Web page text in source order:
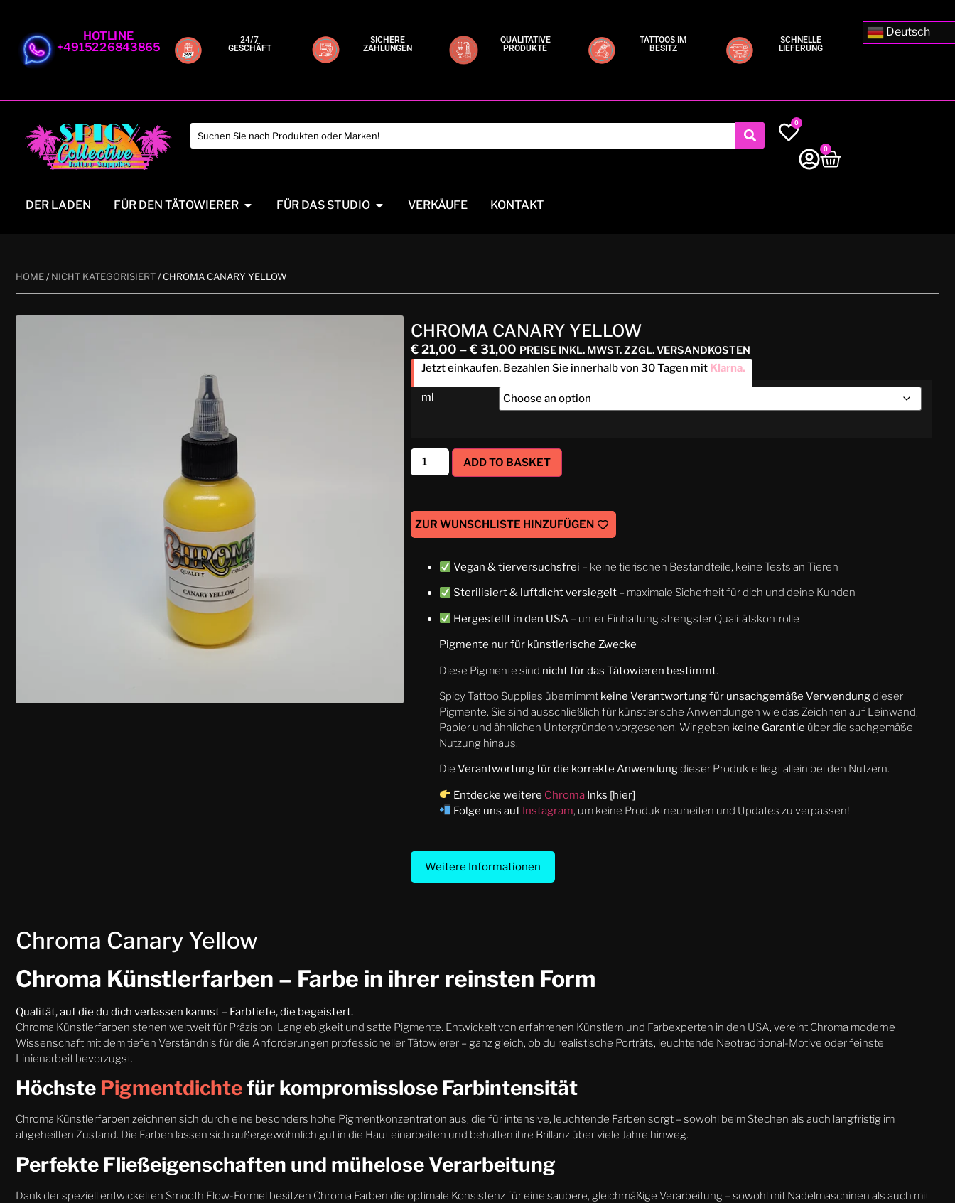
HOTLINE
+4915226843865
24/7
GESCHÄFT
SICHERE
ZAHLUNGEN
QUALITATIVE
PRODUKTE
TATTOOS IM
BESITZ
SCHNELLE
LIEFERUNG
Deutsch
0
0
DER LADEN FÜR DEN TÄTOWIERER FÜR DAS STUDIO VERKÄUFE KONTAKT
HOME/NICHT KATEGORISIERT/ CHROMA CANARY YELLOW
CHROMA CANARY YELLOW
€21,00 –€31,00 PREISE INKL. MWST. ZZGL. VERSANDKOSTEN
Jetzt einkaufen. Bezahlen Sie innerhalb von 30 Tagen mit Klarna.
ml
ADD TO BASKET
ZUR WUNSCHLISTE HINZUFÜGEN
Vegan & tierversuchsfrei – keine tierischen Bestandteile, keine Tests an Tieren
Sterilisiert & luftdicht versiegelt – maximale Sicherheit für dich und deine Kunden
Hergestellt in den USA – unter Einhaltung strengster Qualitätskontrolle
Pigmente nur für künstlerische Zwecke
Diese Pigmente sind nicht für das Tätowieren bestimmt.
Spicy Tattoo Supplies übernimmt keine Verantwortung für unsachgemäße Verwendungdieser
Pigmente. Sie sind ausschließlich für künstlerische Anwendungen wie das Zeichnen auf Leinwand,
Papier und ähnlichen Untergründen vorgesehen. Wir geben keine Garantie über die sachgemäße
Nutzung hinaus.
Die Verantwortung für die korrekte Anwendungdieser Produkte liegt allein bei den Nutzern.
Entdecke weitere Chroma Inks [hier]
Folge uns auf Instagram, um keine Produktneuheiten und Updates zu verpassen!
Weitere Informationen
Chroma Canary Yellow
Chroma Künstlerfarben – Farbe in ihrer reinsten Form
Qualität, auf die du dich verlassen kannst – Farbtiefe, die begeistert.
Chroma Künstlerfarben stehen weltweit für Präzision, Langlebigkeit und satte Pigmente. Entwickelt von erfahrenen Künstlern und Farbexperten in den USA, vereint Chroma moderne
Wissenschaft mit dem tiefen Verständnis für die Anforderungen professioneller Tätowierer – ganz gleich, ob du realistische Porträts, leuchtende Neotraditional-Motive oder feinste
Linienarbeit bevorzugst.
Höchste Pigmentdichtefür kompromisslose Farbintensität
Chroma Künstlerfarben zeichnen sich durch eine besonders hohe Pigmentkonzentration aus, die für intensive, leuchtende Farben sorgt – sowohl beim Stechen als auch langfristig im
abgeheilten Zustand. Die Farben lassen sich außergewöhnlich gut in die Haut einarbeiten und behalten ihre Brillanz über viele Jahre hinweg.
Perfekte Fließeigenschaften und mühelose Verarbeitung
Dank der speziell entwickelten Smooth Flow-Formel besitzen Chroma Farben die optimale Konsistenz für eine saubere, gleichmäßige Verarbeitung – sowohl mit Nadelmaschinen als auch mit